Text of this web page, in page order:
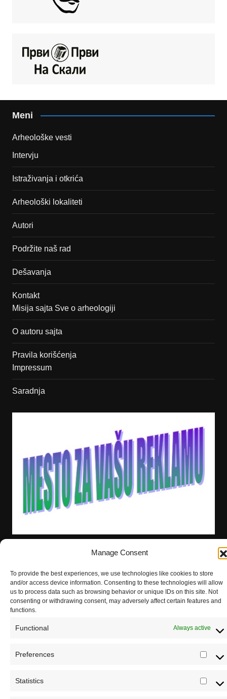
Manage Consent
To provide the best experiences, we use technologies like cookies to store
and/or access device information. Consenting to these technologies will allow
us to process data such as browsing behavior or unique IDs on this site. Not
consenting or withdrawing consent, may adversely affect certain features and
functions.
Functional Always active
Preferences
StatisticsRegistrujte se na Sve o arheologiji
Meni
Arheološke vesti
Intervju
Istraživanja i otkrića
Arheološki lokaliteti
Autori
Podržite naš rad
Dešavanja
Kontakt
Misija sajta Sve o arheologiji
O autoru sajta
Pravila korišćenja
Impressum
Saradnja
Sva prava zadržava Sve o arheologiji 2019-2026